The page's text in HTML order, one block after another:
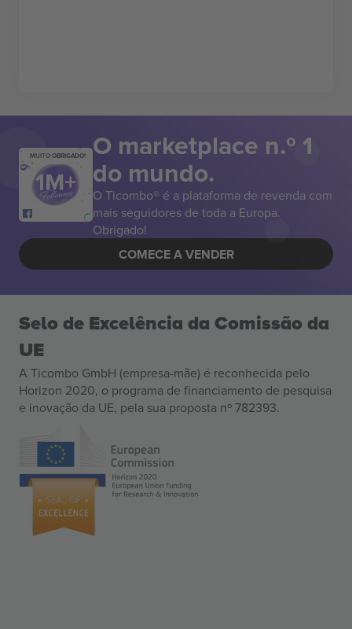
MUITO OBRIGADO! O marketplace n.º 1
do mundo.
O Ticombo® é a plataforma de revenda com
mais seguidores de toda a Europa.
Obrigado!
COMECE A VENDER
Selo de Excelência da Comissão da
UE
A Ticombo GmbH (empresa-mãe) é reconhecida pelo
Horizon 2020, o programa de financiamento de pesquisa
e inovação da UE, pela sua proposta nº 782393.